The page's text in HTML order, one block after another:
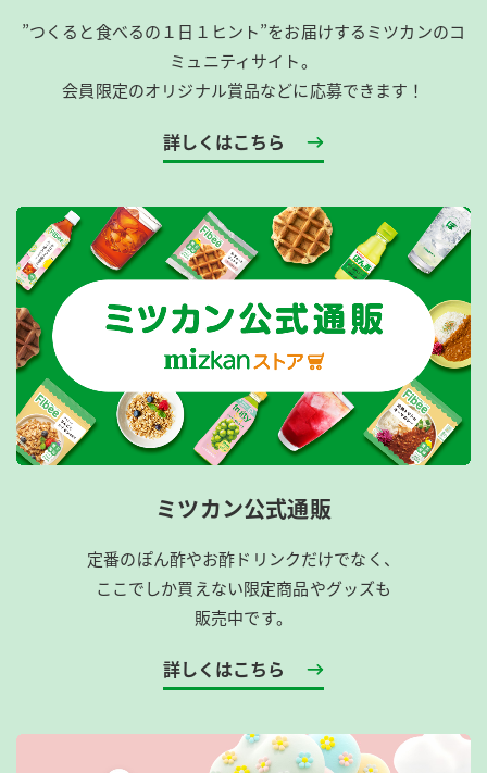
”つくると食べるの１日１ヒント”をお届けするミツカンのコ
ミュニティサイト。
会員限定のオリジナル賞品などに応募できます！
詳しくはこちら
ミツカン公式通販
定番のぽん酢やお酢ドリンクだけでなく、
ここでしか買えない限定商品やグッズも
販売中です。
詳しくはこちら